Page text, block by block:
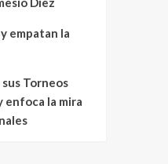
empatan la
Torneos
enfoca la mira